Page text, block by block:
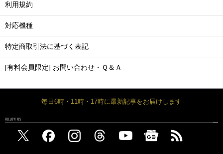
利用規約
対応機種
特定商取引法に基づく表記
[有料会員限定] お問い合わせ・Ｑ＆Ａ
毎日6時・11時・17時に最新記事をお届けします
FOLLOW US